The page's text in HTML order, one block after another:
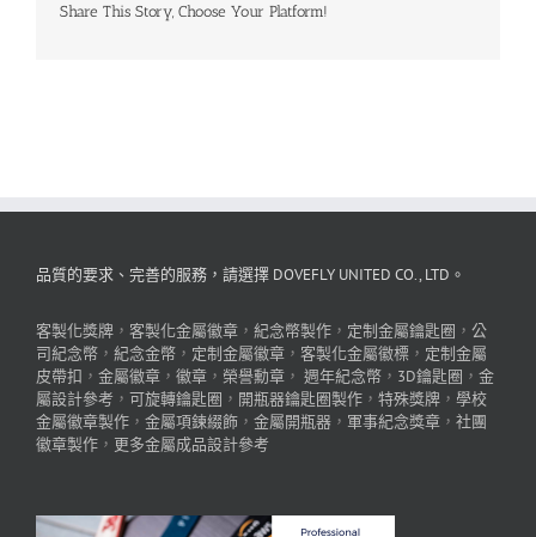
Share This Story, Choose Your Platform!
品質的要求、完善的服務，請選擇 DOVEFLY UNITED CO., LTD。
客製化獎牌 ， 客製化金屬徽章 ， 紀念幣製作 ， 定制金屬鑰匙圈 ， 公
司紀念幣 ， 紀念金幣 ， 定制金屬徽章 ， 客製化金屬徽標 ， 定制金屬
皮帶扣 ， 金屬徽章 ， 徽章 ， 榮譽勳章 ， 週年紀念幣 ， 3D鑰匙圈 ， 金
屬設計參考 ， 可旋轉鑰匙圈 ， 開瓶器鑰匙圈製作 ， 特殊獎牌 ， 學校
金屬徽章製作 ， 金屬項鍊綴飾 ， 金屬開瓶器 ， 軍事紀念獎章 ， 社團
徽章製作 ， 更多金屬成品設計參考